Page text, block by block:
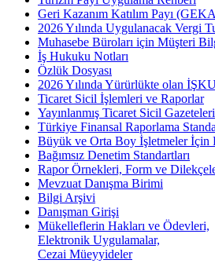
Geri Kazanım Katılım Payı
2026 Yılında Uygulanacak Vergi
Muhasebe Büroları için Müşteri
İş Hukuku Notları
Özlük Dosyası
2026 Yılında Yürürlükte olan
Ticaret Sicil İşlemleri ve Raporlar
Yayınlanmış Ticaret Sicil Gazeteleri
Türkiye Finansal Raporlama
Büyük ve Orta Boy İşletmeler İçin
Bağımsız Denetim Standartları
Rapor Örnekleri, Form ve
Mevzuat Danışma Birimi
Bilgi Arşivi
Danışman Girişi
Mükelleflerin Hakları ve Ödevleri,
Elektronik Uygulamalar,
Cezai Müeyyideler